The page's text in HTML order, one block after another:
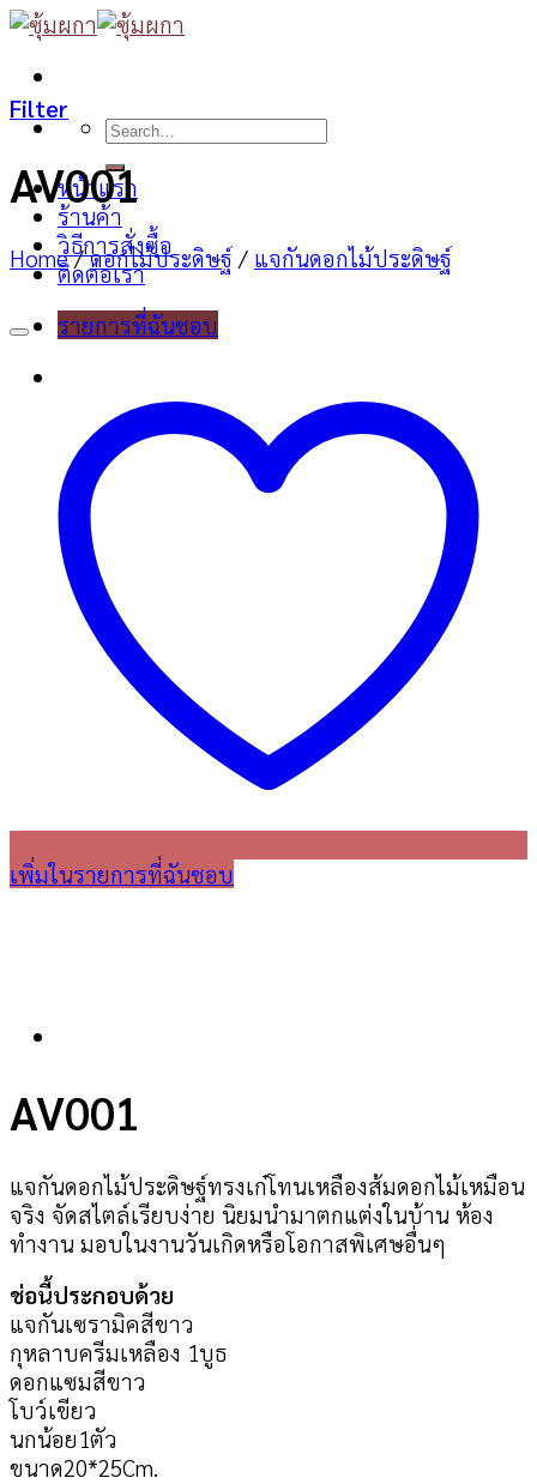
Skip
content
Search
หน้าแรก
ร้านค้า
วิธีการสั่งซื้อ
ติดต่อเรา
รายการที่ฉันชอบ
Filter
AV001
Home / ดอกไม้ประดิษฐ์ / แจกันดอกไม้ประดิษฐ์
เพิ่มในรายการที่ฉันชอบ
AV001
แจกันดอกไม้ประดิษฐ์ทรงเก๋โทนเหลืองส้มดอกไม้เหมือน
จริง จัดสไตล์เรียบง่าย นิยมนำมาตกแต่งในบ้าน ห้อง
ทำงาน มอบในงานวันเกิดหรือโอกาสพิเศษอื่นๆ
ช่อนี้ประกอบด้วย
แจกันเซรามิคสีขาว
กุหลาบครีมเหลือง 1บูธ
ดอกแซมสีขาว
โบว์เขียว
นกน้อย1ตัว
ขนาด20*25Cm.